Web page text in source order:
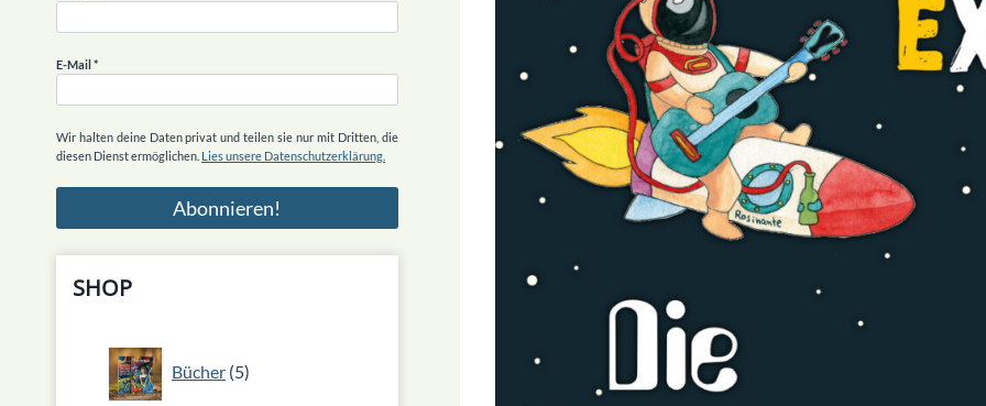
E-Mail *
Wir halten deine Daten privat und teilen sie nur mit Dritten, die
diesen Dienst ermöglichen. Lies unsere Datenschutzerklärung.
SHOP
Bücher 5
5
Produkte